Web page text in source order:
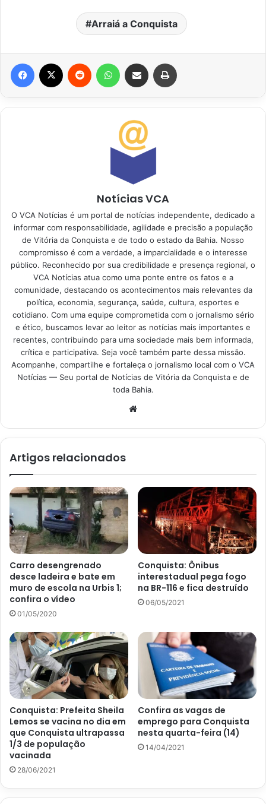
Arraiá a Conquista
Facebook Reddit WhatsAppCompartilhar via e-mail
Notícias VCA
O VCA Notícias é um portal de notícias independente, dedicado a
informar com responsabilidade, agilidade e precisão a população
de Vitória da Conquista e de todo o estado da Bahia. Nosso
compromisso é com a verdade, a imparcialidade e o interesse
público. Reconhecido por sua credibilidade e presença regional, o
VCA Notícias atua como uma ponte entre os fatos e a
comunidade, destacando os acontecimentos mais relevantes da
política, economia, segurança, saúde, cultura, esportes e
cotidiano. Com uma equipe comprometida com o jornalismo sério
e ético, buscamos levar ao leitor as notícias mais importantes e
recentes, contribuindo para uma sociedade mais bem informada,
crítica e participativa. Seja você também parte dessa missão.
Acompanhe, compartilhe e fortaleça o jornalismo local com o VCA
Notícias — Seu portal de Notícias de Vitória da Conquista e de
toda Bahia.
Artigos relacionados
Carro desengrenado
desce ladeira e bate em
muro de escola na Urbis 1;
confira o vídeo
01/05/2020
Conquista: Ônibus
interestadual pega fogo
na BR-116 e fica destruído
06/05/2021
Conquista: Prefeita Sheila
Lemos se vacina no dia em
que Conquista ultrapassa
1/3 de população
vacinada
28/06/2021
Confira as vagas de
emprego para Conquista
nesta quarta-feira (14)
14/04/2021